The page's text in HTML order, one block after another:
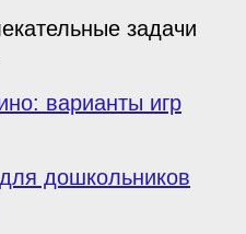
задачи
варианты игр
дошкольников